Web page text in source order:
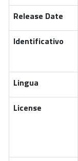
Release Date
Identificativo
Lingua
License